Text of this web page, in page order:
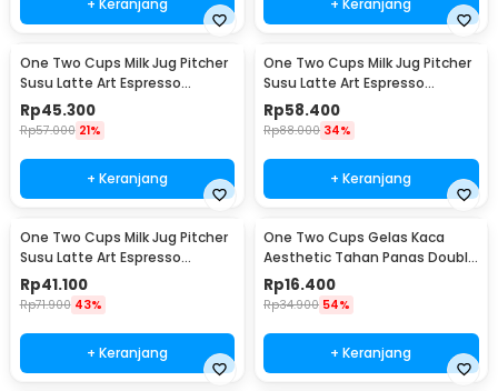
One Two Cups Milk Jug Pitcher
Susu Latte Art Espresso
Stainless Steel 600ml - J068
Rp45.300
Rp57.000 21%
+ Keranjang
One Two Cups Milk Jug Pitcher
Susu Latte Art Espresso
Stainless Steel 900ml - J068
Rp58.400
Rp88.000 34%
+ Keranjang
One Two Cups Milk Jug Pitcher
Susu Latte Art Espresso
Stainless Steel 350ml - 10084
Rp41.100
Rp71.900 43%
+ Keranjang
One Two Cups Gelas Kaca
Aesthetic Tahan Panas Double
Wall Glass 250ml - PLY1704
Rp16.400
Rp34.900 54%
+ Keranjang